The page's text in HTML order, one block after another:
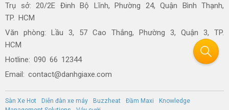
Trụ sở: 20/2E Đinh Bộ Lĩnh, Phường 24, Quận Bình Thạnh,
TP. HCM
Văn phòng: Lầu 3, 57 Cao Thắng, Phường 3, Quận 3, TP.
HCM
Hotline: 090 66 12344
Email: contact@danhgiaxe.com
Sàn Xe Hot Diễn đàn xe máy Buzzheat Đầm Maxi
Knowledge